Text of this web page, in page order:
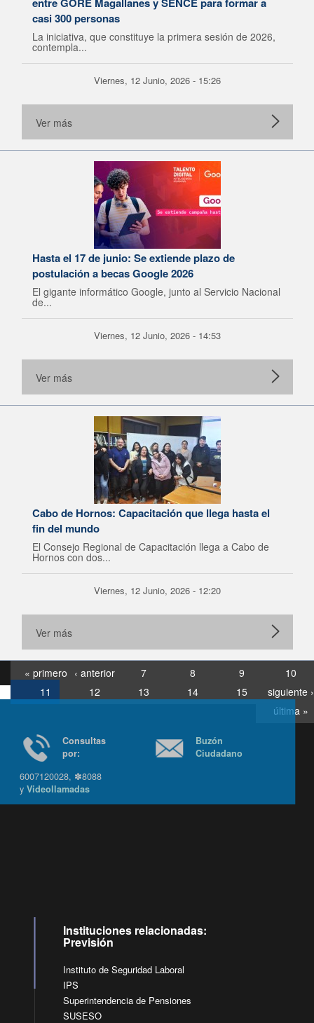
casi 300 personas
La iniciativa, que constituye la primera sesión de 2026,
contempla...
Viernes, 12 Junio, 2026 - 15:26
Ver más
Hasta el 17 de junio: Se extiende plazo de
postulación a becas Google 2026
El gigante informático Google, junto al Servicio Nacional
de...
Viernes, 12 Junio, 2026 - 14:53
Ver más
Cabo de Hornos: Capacitación que llega hasta el
fin del mundo
El Consejo Regional de Capacitación llega a Cabo de
Hornos con dos...
Viernes, 12 Junio, 2026 - 12:20
Ver más
« primero ‹ anterior 7 8 9
10
11
12 13 14 15
siguiente ›
última »
Consultas
6007120028, ✽8088
yVideollamadas
Buzón
Ciudadano
Instituciones relacionadas:
Previsión
Instituto de Seguridad Laboral
IPS
Superintendencia de Pensiones
SUSESO